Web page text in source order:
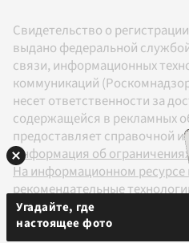
Свидетельство о
выдано федеральной
связи, информационных
коммуникаций
несет ответственности за
содержащейся в рекламных
предоставляет справочной
Информация об
На информационном
рекомендательные
Правилами
Угадайте, где
настоящее фото